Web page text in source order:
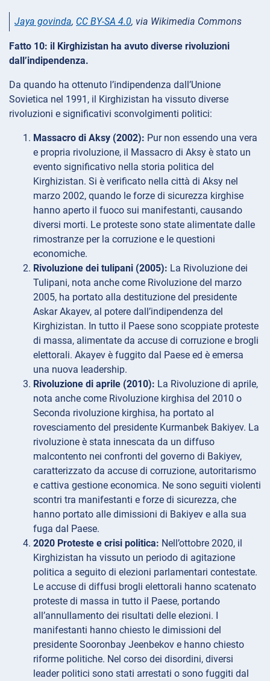
Jaya govinda, CC BY-SA 4.0, via Wikimedia Commons
Fatto 10: il Kirghizistan ha avuto diverse rivoluzioni
dall’indipendenza.
Da quando ha ottenuto l’indipendenza dall’Unione
Sovietica nel 1991, il Kirghizistan ha vissuto diverse
rivoluzioni e significativi sconvolgimenti politici:
Massacro di Aksy (2002): Pur non essendo una vera
e propria rivoluzione, il Massacro di Aksy è stato un
evento significativo nella storia politica del
Kirghizistan. Si è verificato nella città di Aksy nel
marzo 2002, quando le forze di sicurezza kirghise
hanno aperto il fuoco sui manifestanti, causando
diversi morti. Le proteste sono state alimentate dalle
rimostranze per la corruzione e le questioni
economiche.
Rivoluzione dei tulipani (2005): La Rivoluzione dei
Tulipani, nota anche come Rivoluzione del marzo
2005, ha portato alla destituzione del presidente
Askar Akayev, al potere dall’indipendenza del
Kirghizistan. In tutto il Paese sono scoppiate proteste
di massa, alimentate da accuse di corruzione e brogli
elettorali. Akayev è fuggito dal Paese ed è emersa
una nuova leadership.
Rivoluzione di aprile (2010): La Rivoluzione di aprile,
nota anche come Rivoluzione kirghisa del 2010 o
Seconda rivoluzione kirghisa, ha portato al
rovesciamento del presidente Kurmanbek Bakiyev. La
rivoluzione è stata innescata da un diffuso
malcontento nei confronti del governo di Bakiyev,
caratterizzato da accuse di corruzione, autoritarismo
e cattiva gestione economica. Ne sono seguiti violenti
scontri tra manifestanti e forze di sicurezza, che
hanno portato alle dimissioni di Bakiyev e alla sua
fuga dal Paese.
2020 Proteste e crisi politica: Nell’ottobre 2020, il
Kirghizistan ha vissuto un periodo di agitazione
politica a seguito di elezioni parlamentari contestate.
Le accuse di diffusi brogli elettorali hanno scatenato
proteste di massa in tutto il Paese, portando
all’annullamento dei risultati delle elezioni. I
manifestanti hanno chiesto le dimissioni del
presidente Sooronbay Jeenbekov e hanno chiesto
riforme politiche. Nel corso dei disordini, diversi
leader politici sono stati arrestati o sono fuggiti dal